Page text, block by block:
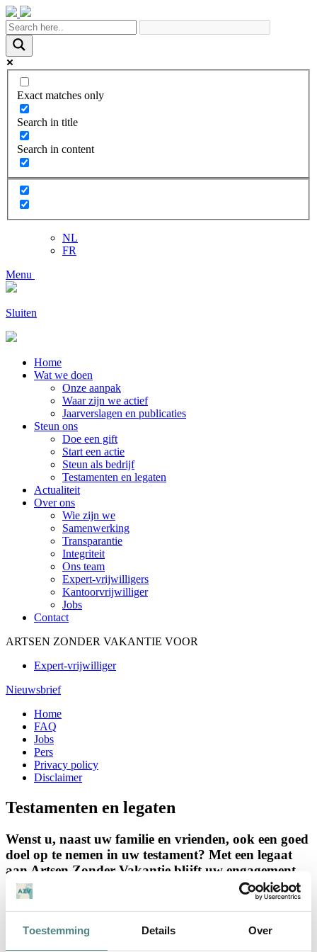
Toestemming Details Over
Exact matches only
Search in title
Search in content
NL
FR
Menu
Sluiten
Home
Wat we doen
Onze aanpak
Waar zijn we actief
Jaarverslagen en publicaties
Steun ons
Doe een gift
Start een actie
Steun als bedrijf
Testamenten en legaten
Actualiteit
Over ons
Wie zijn we
Samenwerking
Transparantie
Integriteit
Ons team
Expert-vrijwilligers
Kantoorvrijwilliger
Jobs
Contact
ARTSEN ZONDER VAKANTIE VOOR
Expert-vrijwilliger
Nieuwsbrief
Home
FAQ
Jobs
Pers
Privacy policy
Disclaimer
Testamenten en legaten
Wenst u, naast uw familie en vrienden, ook een goed
doel op te nemen in uw testament? Met een legaat
aan Artsen Zonder Vakantie blijft uw engagement
voortleven. U helpt onze expert-vrijwilligers om
kwaliteitsvolle zorg te bieden aan patiënten voor wie
een blijvende bron van hoop.